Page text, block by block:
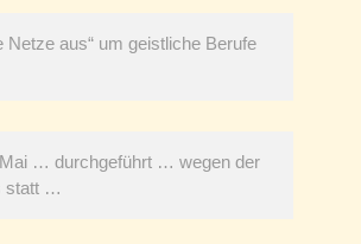
aus“ um geistliche Berufe
Mai … durchgeführt … wegen der
statt …